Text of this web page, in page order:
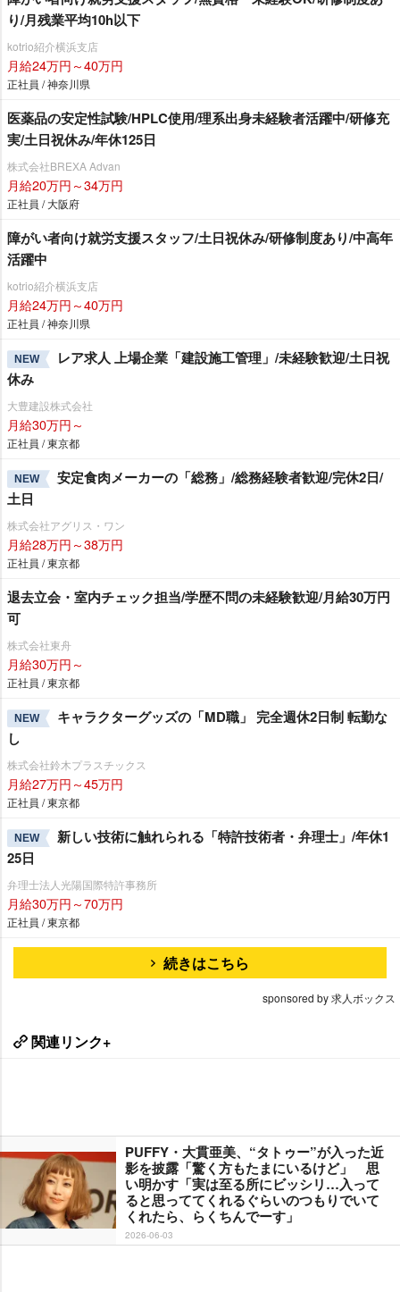
り/月残業平均10h以下
kotrio紹介横浜支店
月給24万円～40万円
正社員 / 神奈川県
医薬品の安定性試験/HPLC使用/理系出身未経験者活躍中/研修充
実/土日祝休み/年休125日
株式会社BREXA Advan
月給20万円～34万円
正社員 / 大阪府
障がい者向け就労支援スタッフ/土日祝休み/研修制度あり/中高年
活躍中
kotrio紹介横浜支店
月給24万円～40万円
正社員 / 神奈川県
NEW
レア求人 上場企業「建設施工管理」/未経験歓迎/土日祝
休み
大豊建設株式会社
月給30万円～
正社員 / 東京都
NEW
安定食肉メーカーの「総務」/総務経験者歓迎/完休2日/
土日
株式会社アグリス・ワン
月給28万円～38万円
正社員 / 東京都
退去立会・室内チェック担当/学歴不問の未経験歓迎/月給30万円
可
株式会社東舟
月給30万円～
正社員 / 東京都
NEW
キャラクターグッズの「MD職」 完全週休2日制 転勤な
し
株式会社鈴木プラスチックス
月給27万円～45万円
正社員 / 東京都
NEW
新しい技術に触れられる「特許技術者・弁理士」/年休1
25日
弁理士法人光陽国際特許事務所
月給30万円～70万円
正社員 / 東京都
続きはこちら
sponsored by 求人ボックス
関連リンク+
PUFFY・大貫亜美、“タトゥー”が入った近
影を披露「驚く方もたまにいるけど」 思
い明かす「実は至る所にビッシリ…入って
ると思っててくれるぐらいのつもりでいて
くれたら、らくちんでーす」
2026-06-03